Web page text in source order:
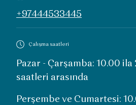
+97444533445
Çalışma saatleri
Pazar - Çarşamba: 10.00 ila
saatleri arasında
Perşembe ve Cumartesi: